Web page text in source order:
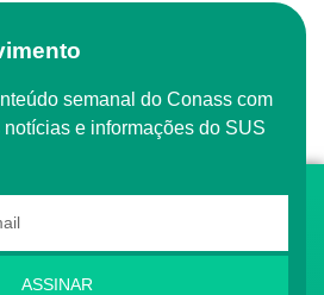
e informações do SUS
ASSINAR